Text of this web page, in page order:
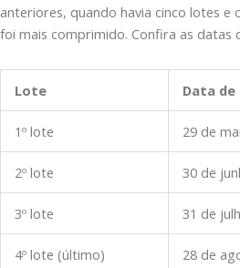
anteriores, quando havia cinco lotes
foi mais comprimido. Confira as datas
Lote Data
1º lote 29 de
2º lote 30 de
3º lote 31 de
4º lote (último) 28 de